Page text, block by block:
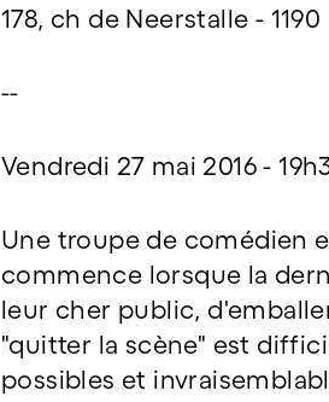
178, ch de Neerstalle - 1190
--
Vendredi 27 mai 2016 -
Une troupe de comédien
commence lorsque la
leur cher public,
"quitter la scène" est
possibles et